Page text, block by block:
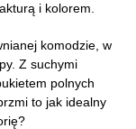
i kolorem.
komodzie, w
Z suchymi
polnych
to jak idealny